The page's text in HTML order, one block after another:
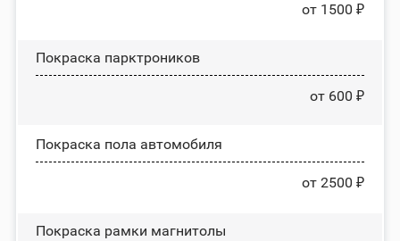
от 1500 ₽
Покраска парктроников
от 600 ₽
Покраска пола автомобиля
от 2500 ₽
Покраска рамки магнитолы